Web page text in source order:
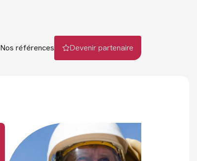
Nos références Devenir partenaire